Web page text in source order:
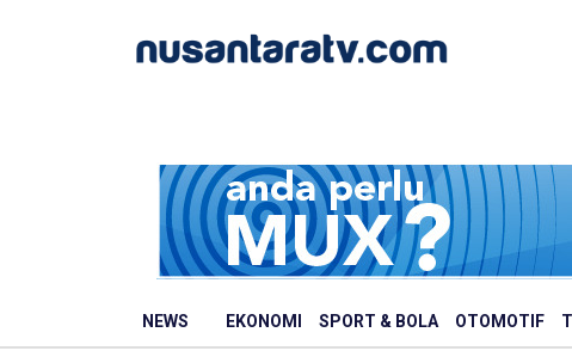
NEWS EKONOMI SPORT & BOLA OTOMOTIF